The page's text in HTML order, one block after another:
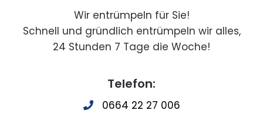
Wir entrümpeln für Sie!
Schnell und gründlich entrümpeln wir alles,
24 Stunden 7 Tage die Woche!
Telefon:
0664 22 27 006